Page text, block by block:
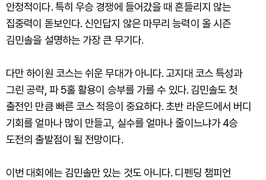
안정적이다. 특히 우승 경쟁에 들어갔을 때 흔들리지 않는
집중력이 돋보인다. 신인답지 않은 마무리 능력이 올 시즌
김민솔을 설명하는 가장 큰 무기다.
다만 하이원 코스는 쉬운 무대가 아니다. 고지대 코스 특성과
그린 공략, 파 5홀 활용이 승부를 가를 수 있다. 김민솔도 첫
출전인 만큼 빠른 코스 적응이 중요하다. 초반 라운드에서 버디
기회를 얼마나 많이 만들고, 실수를 얼마나 줄이느냐가 4승
도전의 출발점이 될 전망이다.
이번 대회에는 김민솔만 있는 것도 아니다. 디펜딩 챔피언